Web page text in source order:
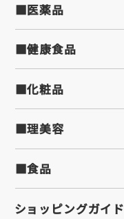
■医薬品
■健康食品
■化粧品
■理美容
■食品
ショッピングガイド